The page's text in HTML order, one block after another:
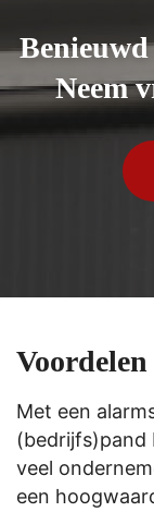
Neem
Met een
(bedrijfs)pand
veel
een